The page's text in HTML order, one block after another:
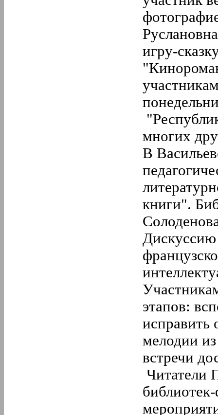
игру-
многих
В
книги".
Дискуссию
этапов:
исправить
мелодии
встречи
Читатели